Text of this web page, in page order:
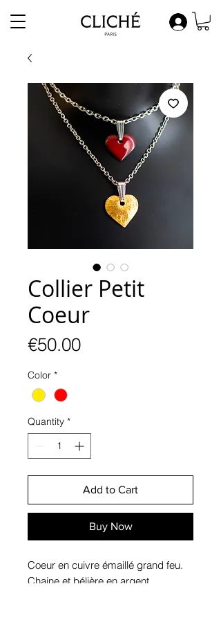
Collier Petit
Coeur
€50.00Price
Color *
Quantity *
Add to Cart
Buy Now
Coeur en cuivre émaillé grand feu.
Chaine et bélière en argent